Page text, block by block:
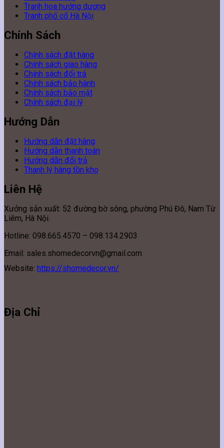
Tranh hoa hướng dương
Tranh phố cổ Hà Nội
Chính Sách
Chính sách đặt hàng
Chính sách giao hàng
Chính sách đổi trả
Chính sách bảo hành
Chính sách bảo mật
Chính sách đại lý
Hướng Dẫn
Hướng dẫn đặt hàng
Hướng dẫn thanh toán
Hướng dẫn đổi trả
Thanh lý hàng tồn kho
Liên Hệ
Xưởng sản xuất: 52 đường bờ sông, phường Phú Đô, Nam Từ
Liêm, Hà Nội.
Hotline: 098.665.4570 – 098.134.2903
Email: sales.shomedecorvn@gmail.com
Website: https://shomedecor.vn/
Địa Chỉ